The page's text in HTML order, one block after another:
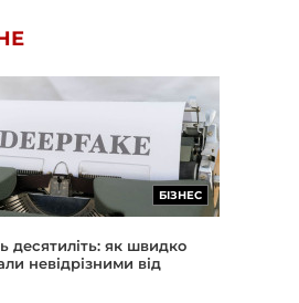
БІЗНЕС
десятиліть: як швидко
невідрізними від